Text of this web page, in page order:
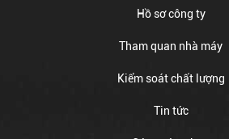
Hồ sơ công ty
Tham quan nhà máy
Kiểm soát chất lượng
Tin tức